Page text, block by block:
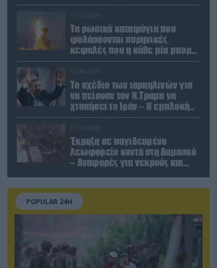
Τα ρωσικά καταφύγια που
φυλάσσονται πυρηνικές
κεφαλές που η κάθε μία μπορεί
να καταστρέψει «μία
Το σχέδιο των ισραηλινών για
να πείσουν τον Ν.Τραμπ να
χτυπήσει το Ιράν – Η εμπλοκή
του Μ.Αχμαντινετζάντ
Έκρηξη σε παγιδευμένο
λεωφορείο κοντά στη Δαμασκό
– Αναφορές για νεκρούς και
POPULAR 24H